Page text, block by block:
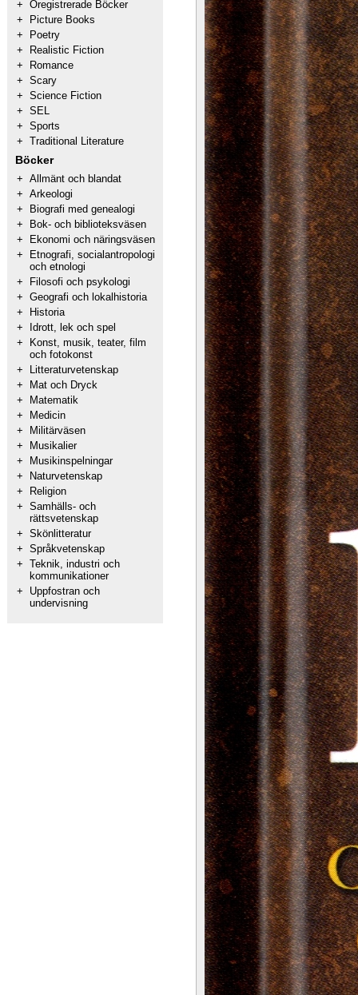
+ Oregistrerade Böcker
+
Picture Books
+
Poetry
+
Realistic Fiction
+
Romance
+ Scary
+ Science Fiction
+ SEL
+ Sports
+ Traditional Literature
Böcker
+ Allmänt och blandat
+ Arkeologi
+
Biografi med genealogi
+
Bok- och biblioteksväsen
+
Ekonomi och näringsväsen
+
Etnografi, socialantropologi
och etnologi
+
Filosofi och psykologi
+ Geografi och lokalhistoria
+
Historia
+
Idrott, lek och spel
+
Konst, musik, teater, film
och fotokonst
+
Litteraturvetenskap
+
Mat och Dryck
+
Matematik
+
Medicin
+
Militärväsen
+
Musikalier
+
Musikinspelningar
+
Naturvetenskap
+
Religion
+ Samhälls- och
rättsvetenskap
+ Skönlitteratur
+ Språkvetenskap
+ Teknik, industri och
kommunikationer
+
Uppfostran och
undervisning